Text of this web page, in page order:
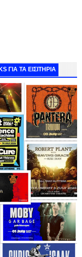
ΓΙΑ ΤΑ ΕΙΣΙΤΗΡΙΑ